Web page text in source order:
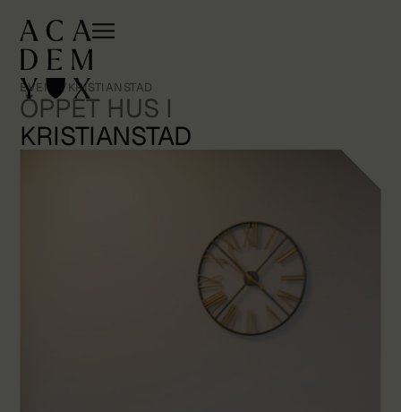
EVENT /KRISTIANSTAD
ÖPPET HUS I
KRISTIANSTAD